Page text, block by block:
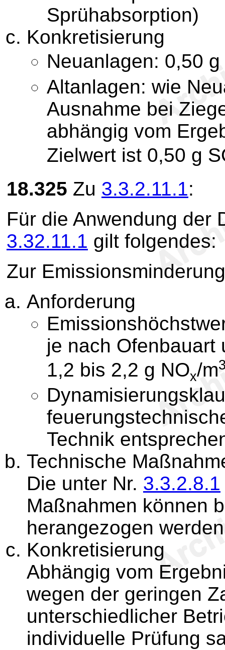
Sprühabsorption)
Konkretisierung
Neuanlagen: 0,50 g
Altanlagen: wie
Ausnahme bei
abhängig vom
Zielwert ist 0,50 g
18.325 Zu 3.3.2.11.1:
Für die Anwendung der
3.32.11.1 gilt folgendes:
Zur
Anforderung
je nach Ofenbauart
1,2 bis 2,2 g NOx/m
Technik
Technische
Die unter Nr. 3.3.2.8.1
Maßnahmen können
herangezogen
Konkretisierung
Abhängig vom
wegen der geringen
unterschiedlicher
individuelle Prüfung